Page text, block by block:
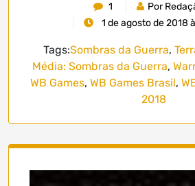
1
Por
1 de agosto de 2018
Tags:Sombras da Guerra,
Média: Sombras da Guerra,
WB Games, WB Games Brasil,
2018